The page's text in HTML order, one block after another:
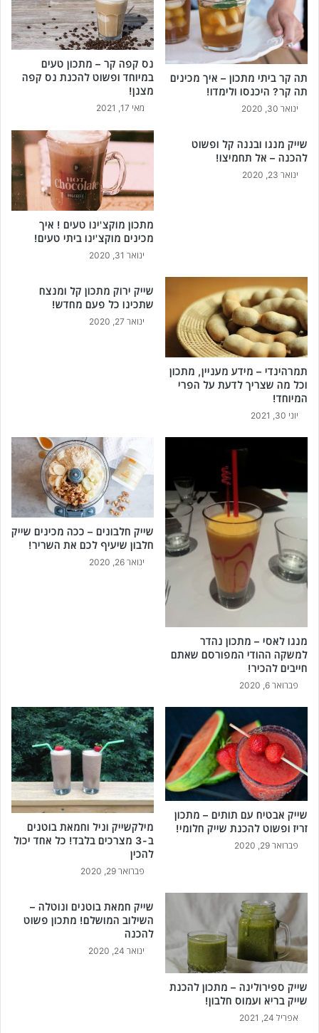
ם
ת
ק
ב
י
ת
ע
י
!
תה קר ביתי מתכון – איך מכינים
תה קר? היכנסו ולימדו!
ינואר 30, 2020
נס קפה קר – מתכון טעים
במיוחד ופשוט להכנת נס קפה
מצנן!
מאי 17, 2021
שייק מנגו ובננה קל ופשוט
להכנה – אל תחמיצו!
ינואר 23, 2020
מתכון מוקצ'ינו טעים ! איך
מכינים מוקצ'ינו ביתי טעים!
ינואר 31, 2020
תמרהינדי – מידע מעניין, מתכון
וכל מה שצריך לדעת על הפרי
המיוחד!
יוני 30, 2021
שייק ירוק מתכון קל ומנצח
שתכינו כל פעם מחדש!
ינואר 27, 2020
מנגו לאסי – מתכון נהדר
למשקה ההודי המפורסם שאתם
חייבים להכיר!
פברואר 6, 2020
שייק חלבונים – ככה מכינים שייק
חלבון שיעיף לכם את השריר!
ינואר 26, 2020
שייק אבטיח עם תותים – מתכון
זריז ופשוט להכנת שייק חלומי!
פברואר 29, 2020
מילקשייק וניל וחמאת בוטנים
ב-3 מצרכים בלבד! כל אחד יכול
להכין
פברואר 29, 2020
שייק ספירולינה – מתכון להכנת
שייק בריא ועמוס חלבון!
אפריל 24, 2021
שייק חמאת בוטנים ונוטלה –
השילוב המושלם! מתכון פשוט
להכנה
ינואר 24, 2020